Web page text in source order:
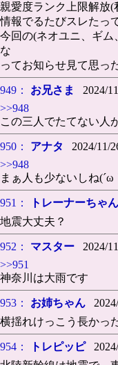
親愛度ランク上限解放
情報でるたびスレたっ
今回の(ネオユニ、ギム
な
ってお知らせ見て思っ
949： お兄さま 2024/
>>948
この三人でたてない人
950： アナタ 2024/11/
>>948
まぁ人も少ないしね(´ω
951： トレーナーちゃん
地震大丈夫？
952： マスター 2024/
>>951
神奈川は大雨です
953： お姉ちゃん
横揺れけっこう長かっ
954： トレピッピ2024/